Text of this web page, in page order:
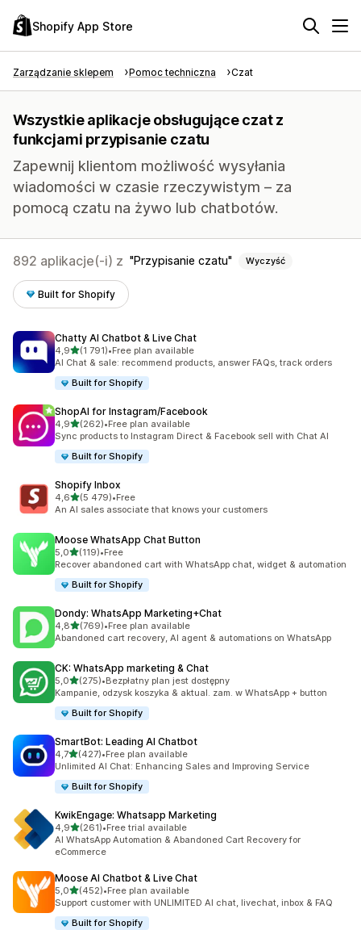
Shopify App Store
Zarządzanie sklepem Pomoc techniczna Czat
Wszystkie aplikacje obsługujące czat z
funkcjami przypisanie czatu
Zapewnij klientom możliwość wysyłania
wiadomości w czasie rzeczywistym – za
pomocą czatu na żywo lub chatbotów.
892 aplikacje(-i) z Przypisanie czatu Wyczyść
Built for Shopify
Chatty AI Chatbot & Live Chat
4,9na 5 gwiazdek
(1 791)
Łączna liczba recenzji: 1791
•Free plan available
AI Chat & sale: recommend products, answer FAQs, track orders
Built for Shopify
ShopAI for Instagram/Facebook
4,9na 5 gwiazdek
(262)
Łączna liczba recenzji: 262
•Free plan available
Sync products to Instagram Direct & Facebook sell with Chat AI
Built for Shopify
Shopify Inbox
4,6na 5 gwiazdek
(5 479)
Łączna liczba recenzji: 5479
•Free
An AI sales associate that knows your customers
Moose WhatsApp Chat Button
5,0na 5 gwiazdek
(119)
Łączna liczba recenzji: 119
•Free
Recover abandoned cart with WhatsApp chat, widget & automation
Built for Shopify
Dondy: WhatsApp Marketing+Chat
4,8na 5 gwiazdek
(769)
Łączna liczba recenzji: 769
•Free plan available
Abandoned cart recovery, AI agent & automations on WhatsApp
CK: WhatsApp marketing & Chat
5,0na 5 gwiazdek
(275)
Łączna liczba recenzji: 275
•Bezpłatny plan jest dostępny
Kampanie, odzysk koszyka & aktual. zam. w WhatsApp + button
Built for Shopify
SmartBot: Leading AI Chatbot
4,7na 5 gwiazdek
(427)
Łączna liczba recenzji: 427
•Free plan available
Unlimited AI Chat: Enhancing Sales and Improving Service
Built for Shopify
KwikEngage: Whatsapp Marketing
4,9na 5 gwiazdek
(261)
Łączna liczba recenzji: 261
•Free trial available
AI WhatsApp Automation & Abandoned Cart Recovery for
eCommerce
Moose AI Chatbot & Live Chat
5,0na 5 gwiazdek
(452)
Łączna liczba recenzji: 452
•Free plan available
Support customer with UNLIMITED AI chat, livechat, inbox & FAQ
Built for Shopify